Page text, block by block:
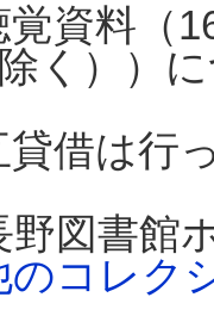
覚資料（
く））
貸借は行
図書館
のコレク